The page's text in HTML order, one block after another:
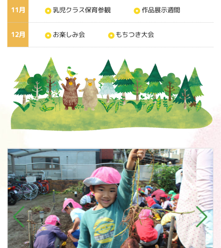
11月 乳児クラス保育参観 作品展示週間
12月 お楽しみ会 もちつき大会